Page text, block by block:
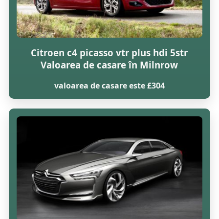
Citroen c4 picasso vtr plus hdi 5str
Valoarea de casare în Milnrow
valoarea de casare este £304